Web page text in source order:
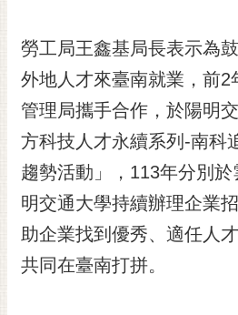
桐
花
祭
網
站
導
覽
訂
閱
勞工局王鑫基局長表示為
外地人才來臺南就業，前2
管理局攜手合作，於陽明
方科技人才永續系列-南科
趨勢活動」，113年分別
明交通大學持續辦理企業
助企業找到優秀、適任人
共同在臺南打拼。